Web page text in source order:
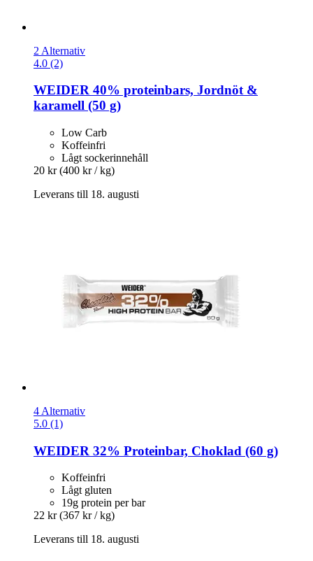
2 Alternativ
4.0 (2)
WEIDER 40% proteinbars, Jordnöt &
karamell (50 g)
Low Carb
Koffeinfri
Lågt sockerinnehåll
20 kr (400 kr / kg)
Leverans till 18. augusti
4 Alternativ
5.0 (1)
WEIDER 32% Proteinbar, Choklad (60 g)
Koffeinfri
Lågt gluten
19g protein per bar
22 kr (367 kr / kg)
Leverans till 18. augusti